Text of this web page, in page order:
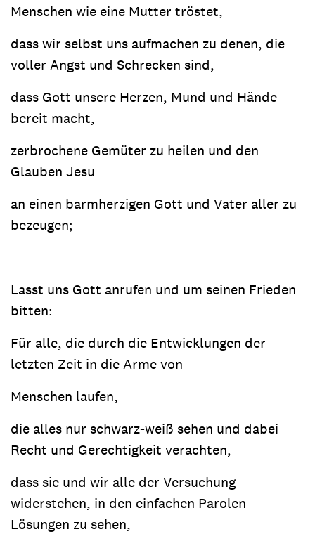
Menschen wie eine Mutter tröstet,
dass wir selbst uns aufmachen zu denen, die
voller Angst und Schrecken sind,
dass Gott unsere Herzen, Mund und Hände
bereit macht,
zerbrochene Gemüter zu heilen und den
Glauben Jesu
an einen barmherzigen Gott und Vater aller zu
bezeugen;
Lasst uns Gott anrufen und um seinen Frieden
bitten:
Für alle, die durch die Entwicklungen der
letzten Zeit in die Arme von
Menschen laufen,
die alles nur schwarz-weiß sehen und dabei
Recht und Gerechtigkeit verachten,
dass sie und wir alle der Versuchung
widerstehen, in den einfachen Parolen
Lösungen zu sehen,